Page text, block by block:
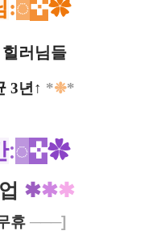
:◌✜✿
힐러님들
3년↑ *❉*
:◌✜✿
✱✱✱
휴 ───]